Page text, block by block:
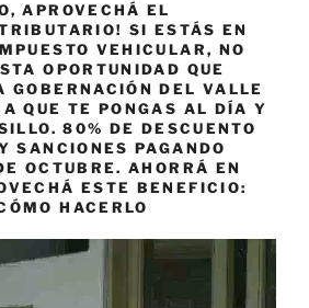
APROVECHÁ EL
SI ESTÁS EN
VEHICULAR, NO
OPORTUNIDAD QUE
GOBERNACIÓN DEL VALLE
QUE TE PONGAS AL DÍA Y
80% DE DESCUENTO
SANCIONES PAGANDO
OCTUBRE. AHORRÁ EN
ESTE BENEFICIO:
HACERLO